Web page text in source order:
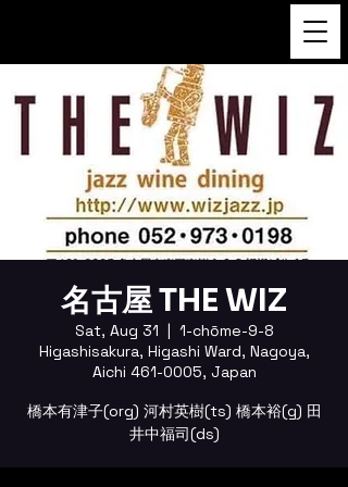
名古屋 THE WIZ
Sat, Aug 31
  |
1-chōme-9-8
Higashisakura, Higashi Ward, Nagoya,
Aichi 461-0005, Japan
橋本有津子(org) 河村英樹(ts) 橋本裕(g) 田
井中福司(ds)